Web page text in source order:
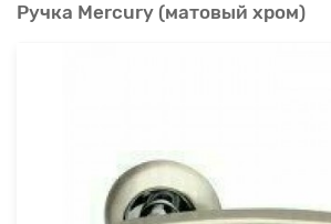
Ручка Mercury (матовый хром)